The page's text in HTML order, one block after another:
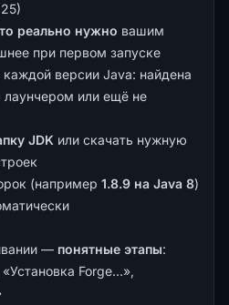
реально нужно вашим
при первом запуске
версии Java: найдена
лаунчером или ещё не
JDK или скачать нужную
(например 1.8.9 на Java 8)
— понятные этапы:
Forge…»,